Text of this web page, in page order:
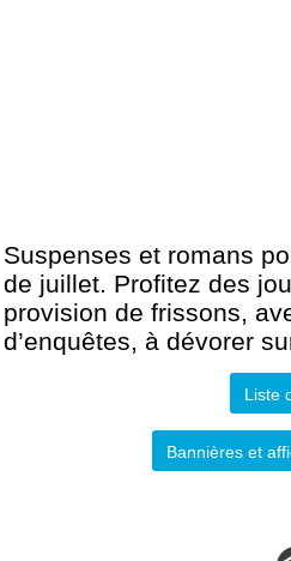
Suspenses et romans
de juillet. Profitez des
provision de frissons,
d’enquêtes, à dévorer
Liste
Bannières et